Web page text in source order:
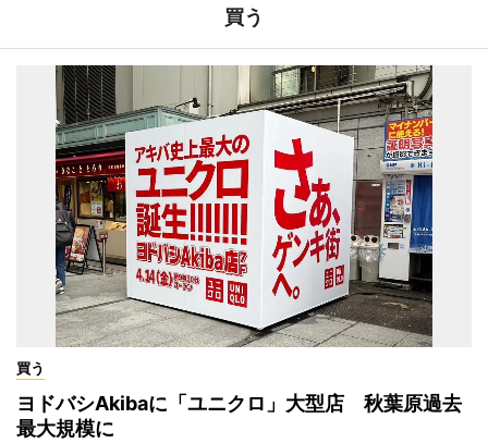
買う
買う
ヨドバシAkibaに「ユニクロ」大型店 秋葉原過去
最大規模に